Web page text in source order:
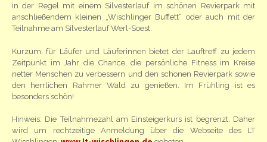
in der Regel mit einem Silvesterlauf im schönen Revierpark mit
anschließendem kleinen „Wischlinger Buffett“ oder auch mit der
Teilnahme am Silvesterlauf Werl-Soest.
Kurzum, für Läufer und Läuferinnen bietet der Lauftreff zu jedem
Zeitpunkt im Jahr die Chance, die persönliche Fitness im Kreise
netter Menschen zu verbessern und den schönen Revierpark sowie
den herrlichen Rahmer Wald zu genießen. Im Frühling ist es
besonders schön!
Hinweis: Die Teilnahmezahl am Einsteigerkurs ist begrenzt. Daher
wird um rechtzeitige Anmeldung über die Webseite des LT